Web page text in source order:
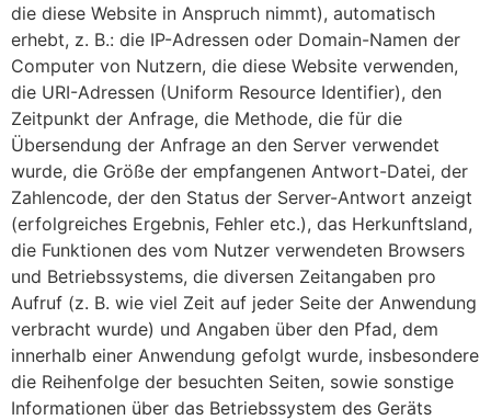
die diese Website in Anspruch nimmt), automatisch
erhebt, z. B.: die IP-Adressen oder Domain-Namen der
Computer von Nutzern, die diese Website verwenden,
die URI-Adressen (Uniform Resource Identifier), den
Zeitpunkt der Anfrage, die Methode, die für die
Übersendung der Anfrage an den Server verwendet
wurde, die Größe der empfangenen Antwort-Datei, der
Zahlencode, der den Status der Server-Antwort anzeigt
(erfolgreiches Ergebnis, Fehler etc.), das Herkunftsland,
die Funktionen des vom Nutzer verwendeten Browsers
und Betriebssystems, die diversen Zeitangaben pro
Aufruf (z. B. wie viel Zeit auf jeder Seite der Anwendung
verbracht wurde) und Angaben über den Pfad, dem
innerhalb einer Anwendung gefolgt wurde, insbesondere
die Reihenfolge der besuchten Seiten, sowie sonstige
Informationen über das Betriebssystem des Geräts